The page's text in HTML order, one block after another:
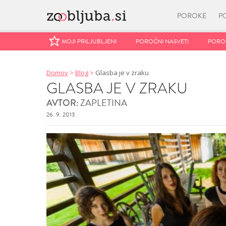
POROKE
MOJI PRILJUBLJENI POROČNI NASVETI
MOJI PRILJUBLJENI POROČNI NASVETI
Domov > Blog > Glasba je v zraku
GLASBA JE V ZRAKU
AVTOR:ZAPLETINA
26. 9. 2013